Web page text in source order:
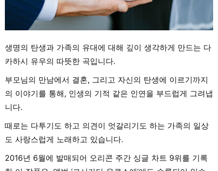
생명의 탄생과 가족의 유대에 대해 깊이 생각하게 만드는 다
카하시 유우의 따뜻한 곡입니다.
부모님의 만남에서 결혼, 그리고 자신의 탄생에 이르기까지
의 이야기를 통해, 인생의 기적 같은 인연을 부드럽게 그려냅
니다.
때로는 다투기도 하고 의견이 엇갈리기도 하는 가족의 일상
도 사랑스럽게 노래하고 있습니다.
2016년 6월에 발매되어 오리콘 주간 싱글 차트 9위를 기록